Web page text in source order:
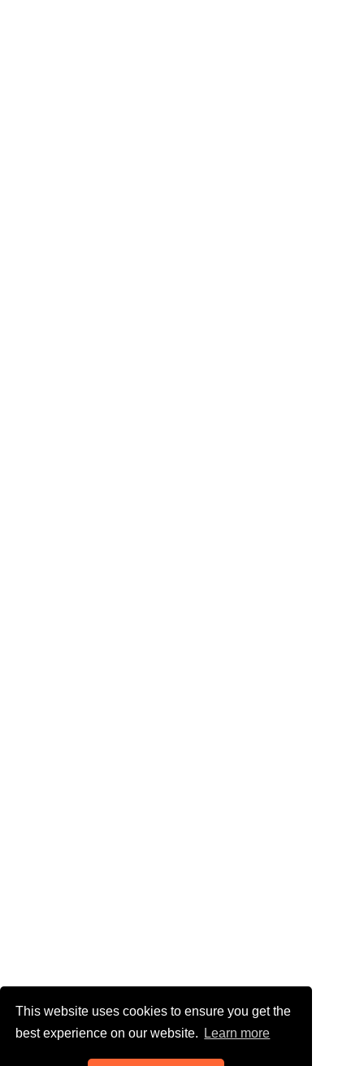
This website uses cookies to ensure you get the
best experience on our website.
Learn more